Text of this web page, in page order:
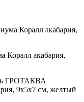
Коралл акабария,
ГРОТАКВА
9x5x7 см, желтый